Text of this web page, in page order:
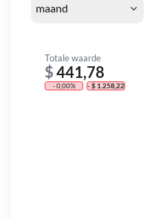
Totale waarde
$441,78
- 0,00% - $ 1.258,22